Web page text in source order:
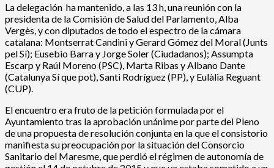
La delegación ha mantenido, a las 13 h, una reunión con la
presidenta de la Comisión de Salud del Parlamento, Alba
Vergès, y con diputados de todo el espectro de la cámara
catalana: Montserrat Candini y Gerard Gómez del Moral (Junts
pel Sí); Eusebio Barra y Jorge Soler (Ciudadanos); Assumpta
Escarp y Raúl Moreno (PSC), Marta Ribas y Albano Dante
(Catalunya Sí que pot), Santi Rodríguez (PP), y Eulàlia Reguant
(CUP).
El encuentro era fruto de la petición formulada por el
Ayuntamiento tras la aprobación unánime por parte del Pleno
de una propuesta de resolución conjunta en la que el consistorio
manifiesta su preocupación por la situación del Consorcio
Sanitario del Maresme, que perdió el régimen de autonomía de